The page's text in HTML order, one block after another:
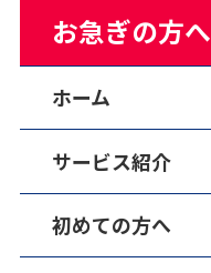
お急ぎの方へ
ホーム
サービス紹介
初めての方へ